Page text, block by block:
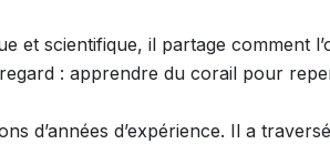
et scientifique, il partage comment
: apprendre du corail pour
d’années d’expérience. Il a